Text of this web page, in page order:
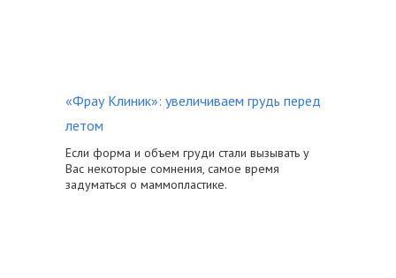
«Фрау Клиник»: увеличиваем грудь перед
летом
Если форма и объем груди стали вызывать у
Вас некоторые сомнения, самое время
задуматься о маммопластике.